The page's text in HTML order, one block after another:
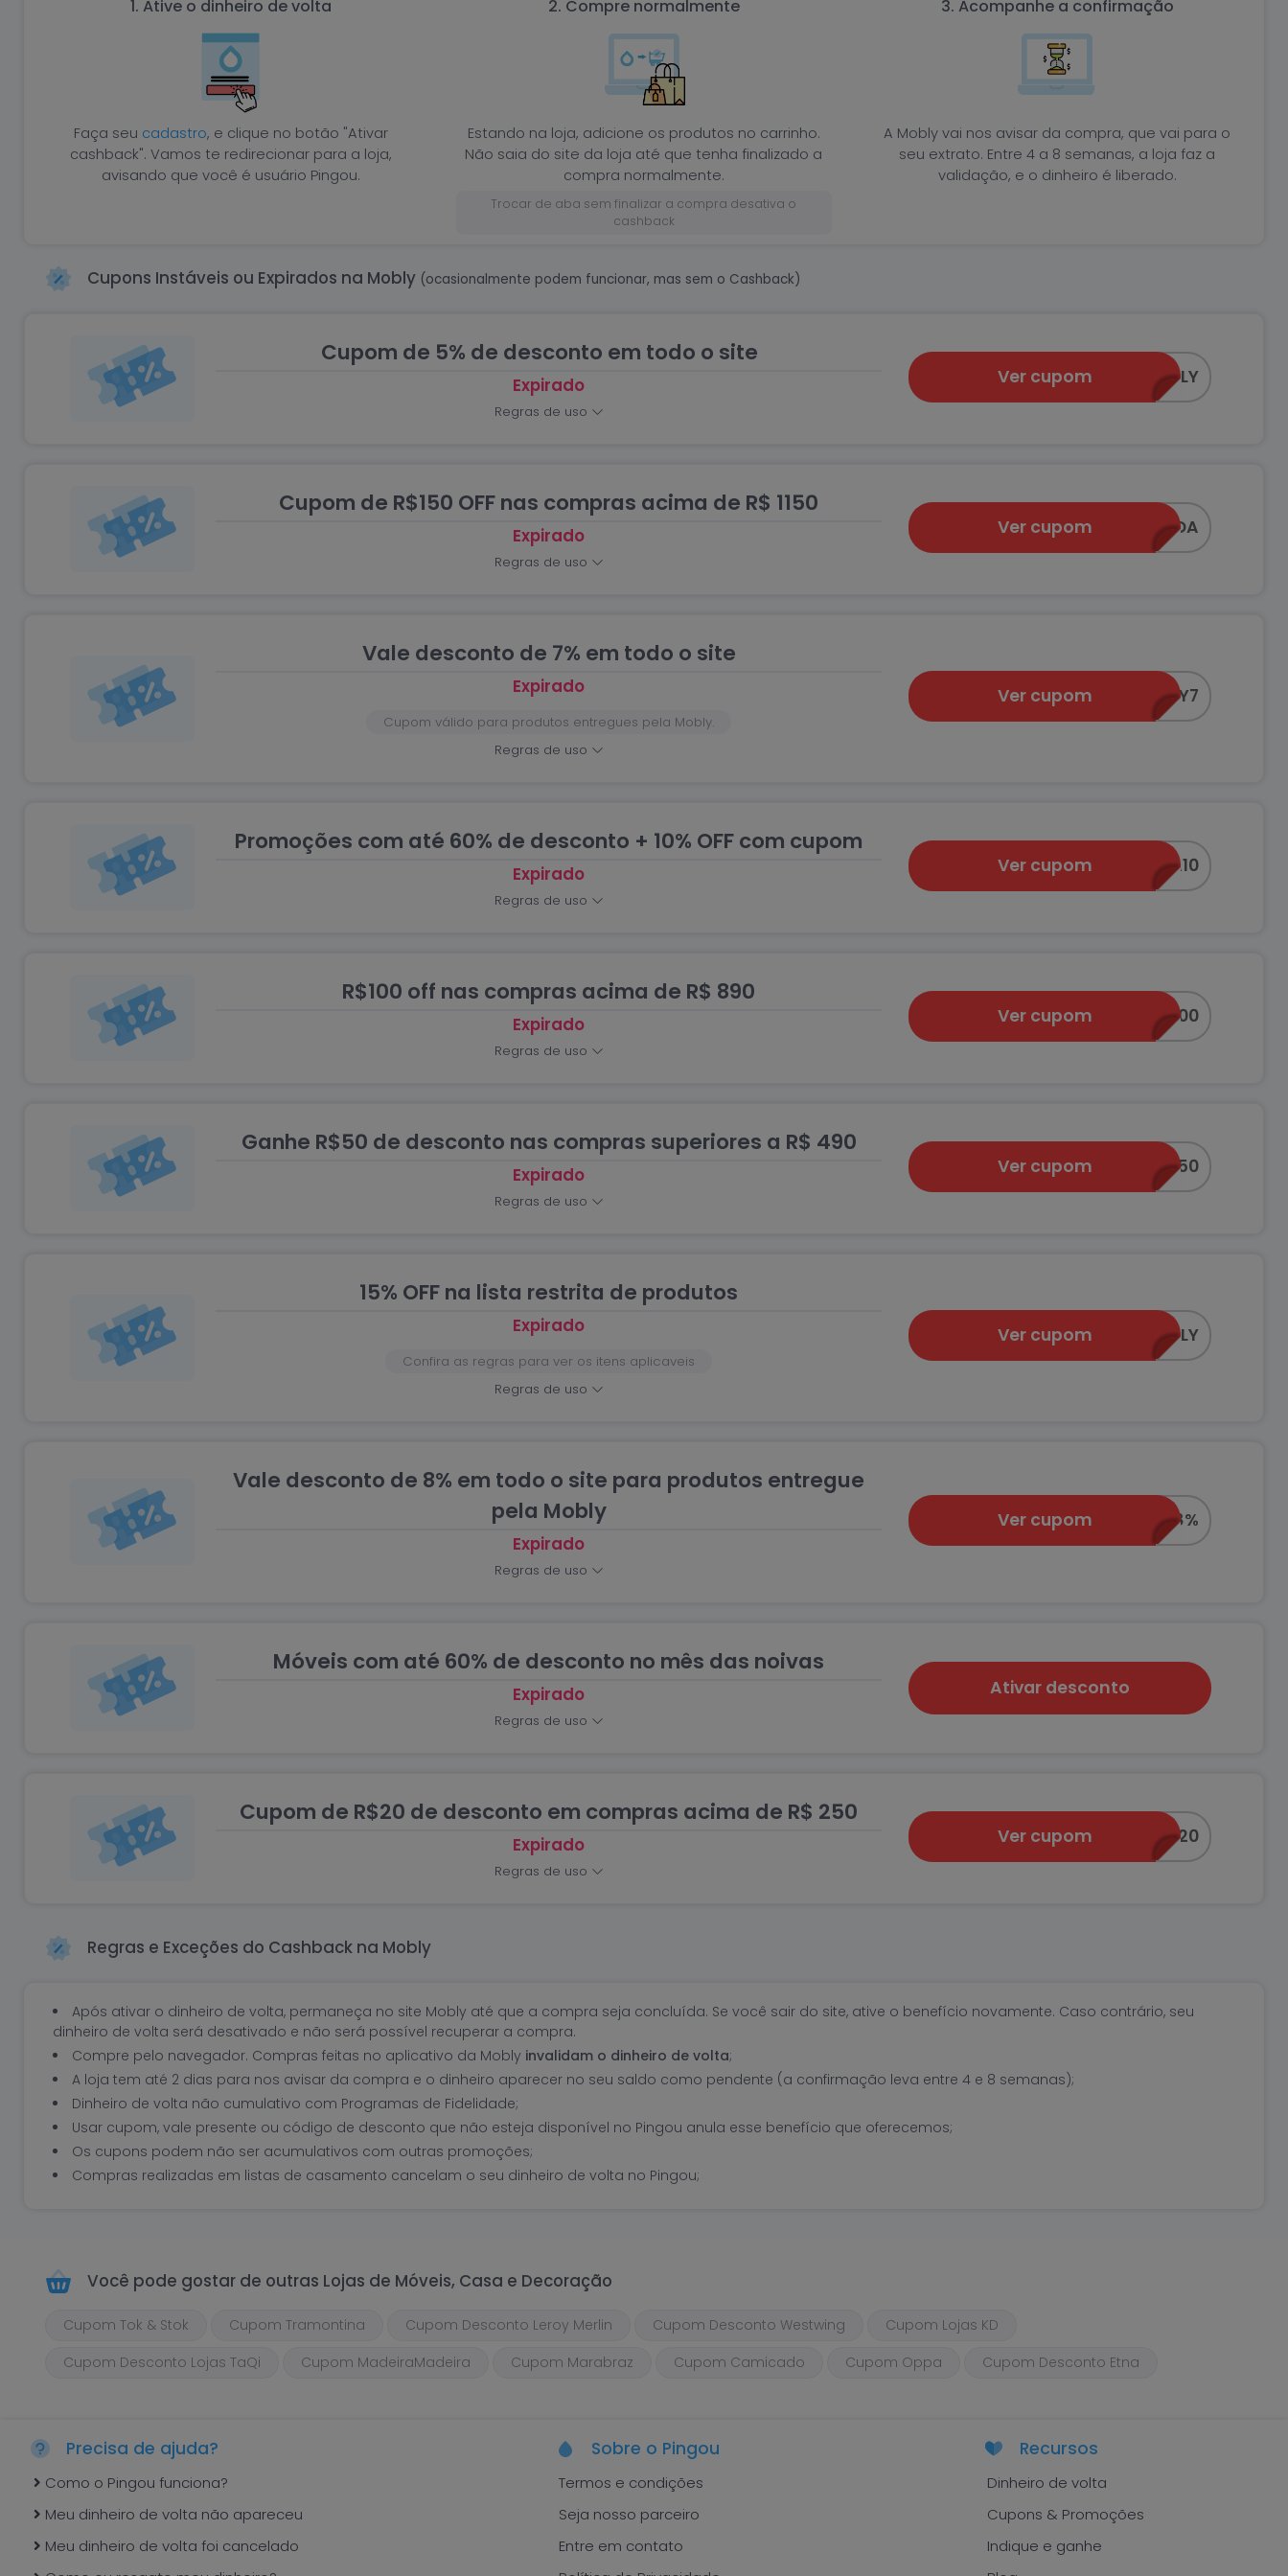
1. Ative o dinheiro de volta
Faça seu cadastro, e clique no botão "Ativar
cashback". Vamos te redirecionar para a loja,
avisando que você é usuário Pingou.
2. Compre normalmente
Estando na loja, adicione os produtos no carrinho.
Não saia do site da loja até que tenha finalizado a
compra normalmente.
Trocar de aba sem finalizar a compra desativa o
cashback
3. Acompanhe a confirmação
A Mobly vai nos avisar da compra, que vai para o
seu extrato. Entre 4 a 8 semanas, a loja faz a
validação, e o dinheiro é liberado.
Cupons Instáveis ou Expirados na Mobly (ocasionalmente podem funcionar, mas sem o Cashback)
Cupom de 5% de desconto em todo o site
Expirado
Regras de uso
Ver cupom
EMCASACOMMOBLY
Cupom de R$150 OFF nas compras acima de R$ 1150
Expirado
Regras de uso
Ver cupom 150LIQUIDA
Vale desconto de 7% em todo o site
Expirado
Cupom válido para produtos entregues pela Mobly.
Regras de uso
Ver cupom MOBLY7
Promoções com até 60% de desconto + 10% OFF com cupom
Expirado
Regras de uso
Ver cupom LIQUIDA10
R$100 off nas compras acima de R$ 890
Expirado
Regras de uso
Ver cupomPRAVOCE100
Ganhe R$50 de desconto nas compras superiores a R$ 490
Expirado
Regras de uso
Ver cupom PRAVOCE50
15% OFF na lista restrita de produtos
Expirado
Confira as regras para ver os itens aplicaveis
Regras de uso
Ver cupomSUPER15MOBLY
Vale desconto de 8% em todo o site para produtos entregue
pela Mobly
Expirado
Regras de uso
Ver cupom TOP8%
Móveis com até 60% de desconto no mês das noivas
Expirado
Regras de uso
Ativar desconto
Cupom de R$20 de desconto em compras acima de R$ 250
Expirado
Regras de uso
Ver cupom PRAVOCE20
Regras e Exceções do Cashback na Mobly
Após ativar o dinheiro de volta, permaneça no site Mobly até que a compra seja concluída. Se você sair do site, ative o benefício novamente. Caso contrário, seu
dinheiro de volta será desativado e não será possível recuperar a compra.
Compre pelo navegador. Compras feitas no aplicativo da Mobly invalidam o dinheiro de volta;
A loja tem até 2 dias para nos avisar da compra e o dinheiro aparecer no seu saldo como pendente (a confirmação leva entre 4 e 8 semanas);
Dinheiro de volta não cumulativo com Programas de Fidelidade;
Usar cupom, vale presente ou código de desconto que não esteja disponível no Pingou anula esse benefício que oferecemos;
Os cupons podem não ser acumulativos com outras promoções;
Compras realizadas em listas de casamento cancelam o seu dinheiro de volta no Pingou;
Você pode gostar de outras Lojas de Móveis, Casa e Decoração
Cupom Tok & Stok Cupom Tramontina Cupom Desconto Leroy Merlin Cupom Desconto Westwing
Cupom Lojas KD
Cupom Desconto Lojas TaQi
Cupom MadeiraMadeira Cupom Marabraz Cupom Camicado Cupom Oppa Cupom Desconto Etna
Precisa de ajuda?
Como o Pingou funciona?
Meu dinheiro de volta não apareceu
Meu dinheiro de volta foi cancelado
Sobre o Pingou
Termos e condições
Seja nosso parceiro
Entre em contato
Recursos
Dinheiro de volta
Cupons & Promoções
Indique e ganhe